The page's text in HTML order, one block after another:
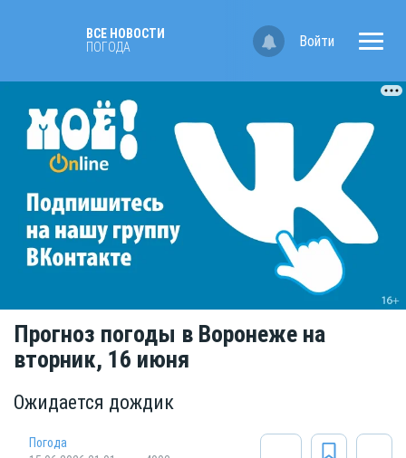
ВСЕ НОВОСТИ
ПОГОДА
Войти
Прогноз погоды в Воронеже на
вторник, 16 июня
Ожидается дождик
Погода